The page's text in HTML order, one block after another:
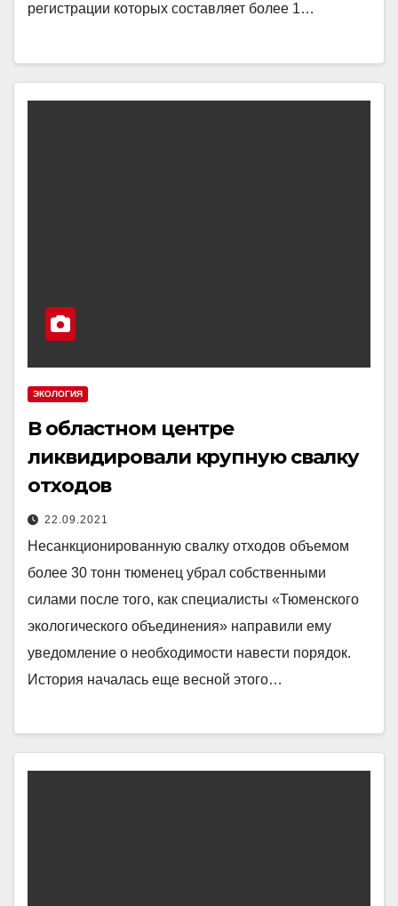
регистрации которых составляет более 1…
ЭКОЛОГИЯ
В областном центре
ликвидировали крупную свалку
отходов
22.09.2021
Несанкционированную свалку отходов объемом
более 30 тонн тюменец убрал собственными
силами после того, как специалисты «Тюменского
экологического объединения» направили ему
уведомление о необходимости навести порядок.
История началась еще весной этого…